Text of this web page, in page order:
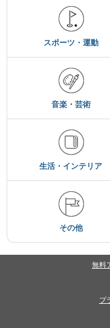
スポーツ・運動
音楽・芸術
生活・インテリア
その他
無料
プ